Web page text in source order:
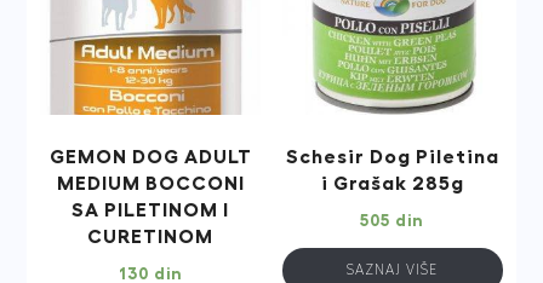
GEMON DOG ADULT
MEDIUM BOCCONI
SA PILETINOM I
CURETINOM
130 din
Schesir Dog Piletina
i Grašak 285g
505 din
SAZNAJ VIŠE